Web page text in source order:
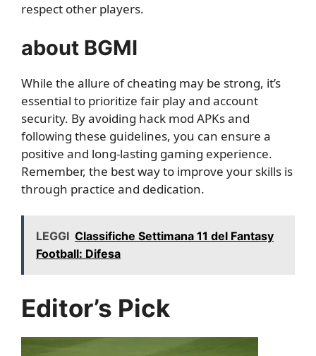
respect other players.
about BGMI
While the allure of cheating may be strong, it’s
essential to prioritize fair play and account
security. By avoiding hack mod APKs and
following these guidelines, you can ensure a
positive and long-lasting gaming experience.
Remember, the best way to improve your skills is
through practice and dedication.
LEGGI Classifiche Settimana 11 del Fantasy
Football: Difesa
Editor’s Pick